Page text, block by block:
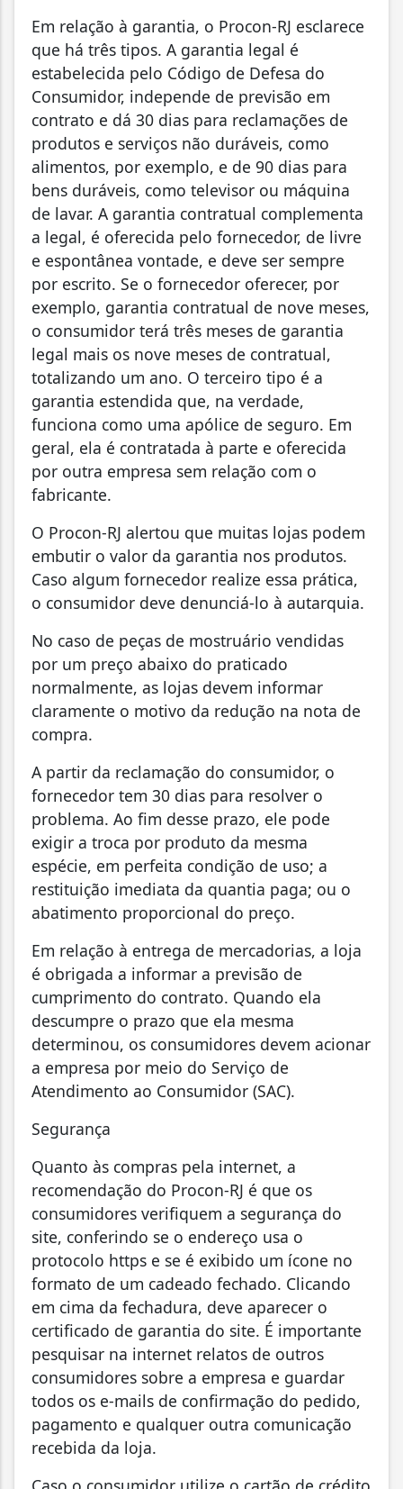
Em relação à garantia, o Procon-RJ esclarece
que há três tipos. A garantia legal é
estabelecida pelo Código de Defesa do
Consumidor, independe de previsão em
contrato e dá 30 dias para reclamações de
produtos e serviços não duráveis, como
alimentos, por exemplo, e de 90 dias para
bens duráveis, como televisor ou máquina
de lavar. A garantia contratual complementa
a legal, é oferecida pelo fornecedor, de livre
e espontânea vontade, e deve ser sempre
por escrito. Se o fornecedor oferecer, por
exemplo, garantia contratual de nove meses,
o consumidor terá três meses de garantia
legal mais os nove meses de contratual,
totalizando um ano. O terceiro tipo é a
garantia estendida que, na verdade,
funciona como uma apólice de seguro. Em
geral, ela é contratada à parte e oferecida
por outra empresa sem relação com o
fabricante.
O Procon-RJ alertou que muitas lojas podem
embutir o valor da garantia nos produtos.
Caso algum fornecedor realize essa prática,
o consumidor deve denunciá-lo à autarquia.
No caso de peças de mostruário vendidas
por um preço abaixo do praticado
normalmente, as lojas devem informar
claramente o motivo da redução na nota de
compra.
A partir da reclamação do consumidor, o
fornecedor tem 30 dias para resolver o
problema. Ao fim desse prazo, ele pode
exigir a troca por produto da mesma
espécie, em perfeita condição de uso; a
restituição imediata da quantia paga; ou o
abatimento proporcional do preço.
Em relação à entrega de mercadorias, a loja
é obrigada a informar a previsão de
cumprimento do contrato. Quando ela
descumpre o prazo que ela mesma
determinou, os consumidores devem acionar
a empresa por meio do Serviço de
Atendimento ao Consumidor (SAC).
Segurança
Quanto às compras pela internet, a
recomendação do Procon-RJ é que os
consumidores verifiquem a segurança do
site, conferindo se o endereço usa o
protocolo https e se é exibido um ícone no
formato de um cadeado fechado. Clicando
em cima da fechadura, deve aparecer o
certificado de garantia do site. É importante
pesquisar na internet relatos de outros
consumidores sobre a empresa e guardar
todos os e-mails de confirmação do pedido,
pagamento e qualquer outra comunicação
recebida da loja.